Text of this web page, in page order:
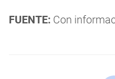
FUENTE: Con